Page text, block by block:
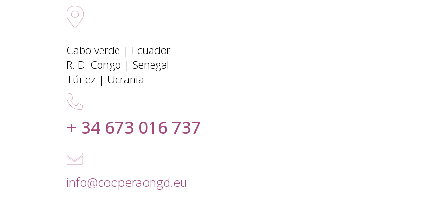
Cabo verde | Ecuador
R. D. Congo | Senegal
Túnez | Ucrania
+ 34 673 016 737
info@cooperaongd.eu